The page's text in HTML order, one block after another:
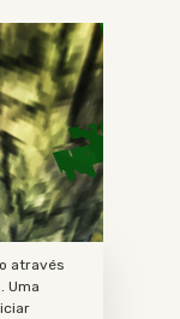
através
Uma